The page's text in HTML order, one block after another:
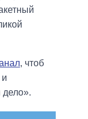
, чтоб